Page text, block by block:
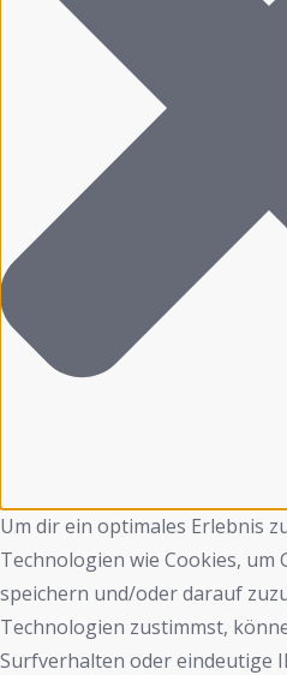
Um dir ein optimales Erlebnis
Technologien wie Cookies,
speichern und/oder darauf
Technologien zustimmst,
Surfverhalten oder eindeutige